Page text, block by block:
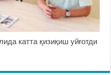
катта қизиқиш уйғотди